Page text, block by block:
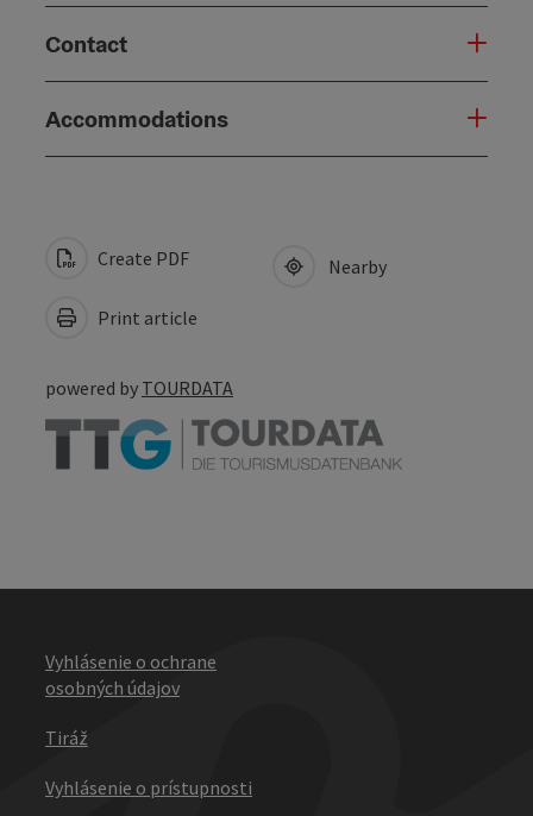
Contact
Accommodations
Create PDF
Print article
Nearby
powered by TOURDATA
Vyhlásenie o ochrane
osobných údajov
Tiráž
Vyhlásenie o prístupnosti